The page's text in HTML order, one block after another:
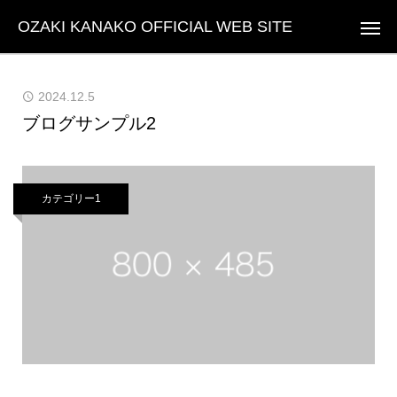
OZAKI KANAKO OFFICIAL WEB SITE
2024.12.5
ブログサンプル2
カテゴリー1